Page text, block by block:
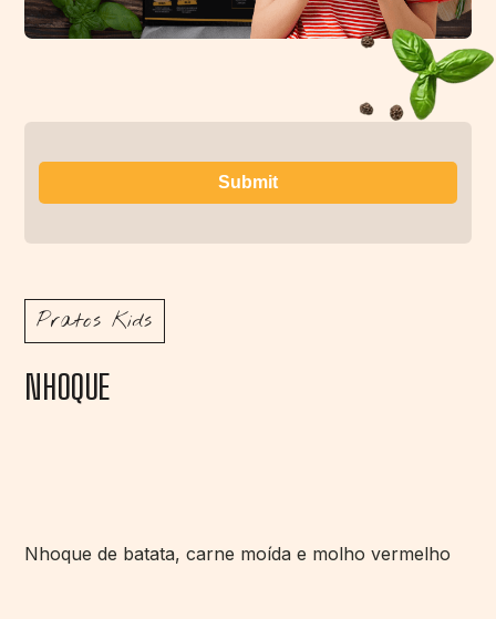
Pratos Kids
NHOQUE
Nhoque de batata, carne moída e molho vermelho